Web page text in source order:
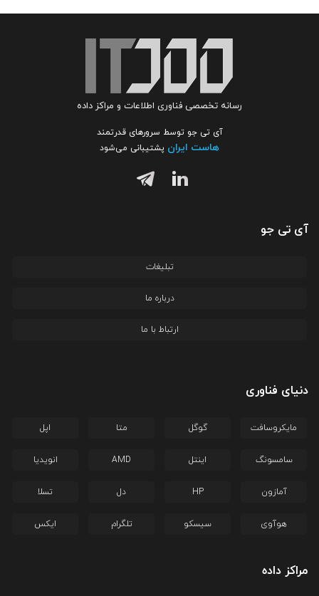
رسانه تخصصی فناوری اطلاعات و مراکز داده
آی تی جو توسط سرورهای قدرتمند
هاست ایران پشتیبانی می‌شود
آی تی جو
تبلیغات
درباره ما
ارتباط با ما
دنیای فناوری
مایکروسافت گوگل متا اپل
سامسونگ اینتل AMD انویدیا
آمازون HP دل تسلا
هوآوی سیسکو تلگرام ایکس
مراکز داده